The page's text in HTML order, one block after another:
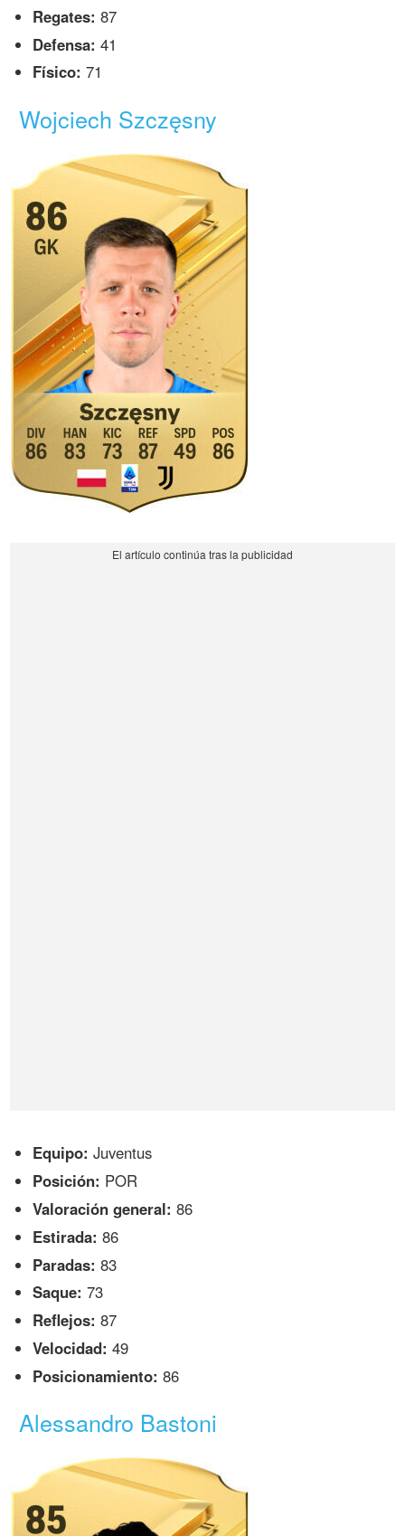
Regates: 87
Defensa: 41
Físico: 71
Wojciech Szczęsny
Equipo: Juventus
Posición: POR
Valoración general: 86
Estirada: 86
Paradas: 83
Saque: 73
Reflejos: 87
Velocidad: 49
Posicionamiento: 86
Alessandro Bastoni